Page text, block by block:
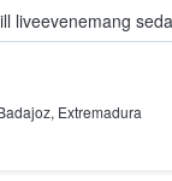
liveevenemang
säljer
, Extremadura